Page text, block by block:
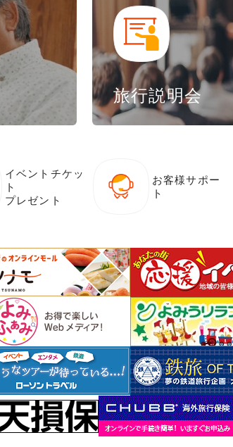
旅行説明会
イベントチケッ
ト
プレゼント
お客様サポー
ト